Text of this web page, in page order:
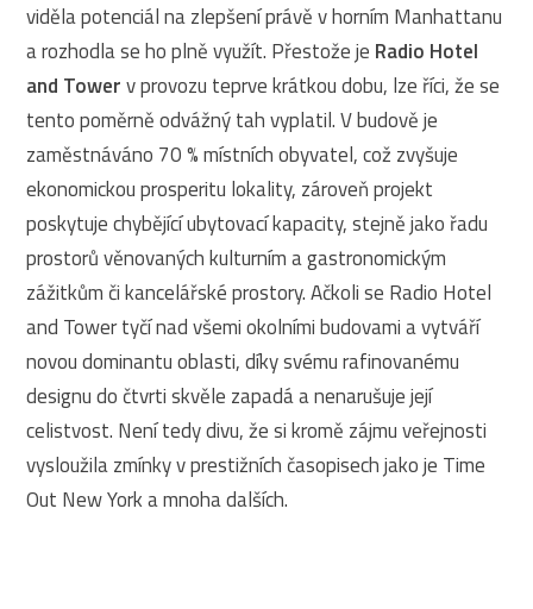
viděla potenciál na zlepšení právě v horním Manhattanu
a rozhodla se ho plně využít. Přestože je Radio Hotel
and Towerv provozu teprve krátkou dobu, lze říci, že se
tento poměrně odvážný tah vyplatil. V budově je
zaměstnáváno 70 % místních obyvatel, což zvyšuje
ekonomickou prosperitu lokality, zároveň projekt
poskytuje chybějící ubytovací kapacity, stejně jako řadu
prostorů věnovaných kulturním a gastronomickým
zážitkům či kancelářské prostory. Ačkoli se Radio Hotel
and Tower tyčí nad všemi okolními budovami a vytváří
novou dominantu oblasti, díky svému rafinovanému
designu do čtvrti skvěle zapadá a nenarušuje její
celistvost. Není tedy divu, že si kromě zájmu veřejnosti
vysloužila zmínky v prestižních časopisech jako je Time
Out New York a mnoha dalších.